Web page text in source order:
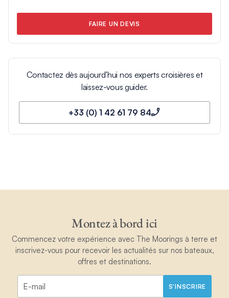
FAIRE UN DEVIS
Contactez dès aujourd’hui nos experts croisières et
laissez-vous guider.
+33 (0) 1 42 61 79 84
Montez à bord ici
Commencez votre expérience avec The Moorings à terre et
inscrivez-vous pour recevoir les actualités sur nos bateaux,
offres et destinations.
S'INSCRIRE